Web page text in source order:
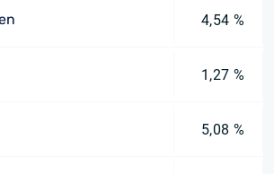
4,54 %
1,27 %
5,08 %